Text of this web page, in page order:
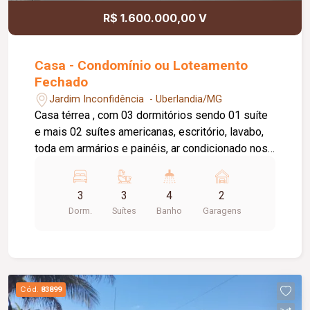
R$ 1.600.000,00 V
Casa - Condomínio ou Loteamento
Fechado
Jardim Inconfidência - Uberlandia/MG
Casa térrea , com 03 dormitórios sendo 01 suíte
e mais 02 suítes americanas, escritório, lavabo,
toda em armários e painéis, ar condicionado nos
com churrasqueira, casa em ótimo estado.
3
Dorm.
3
Suítes
4
Banho
2
Garagens
Cód. 83899